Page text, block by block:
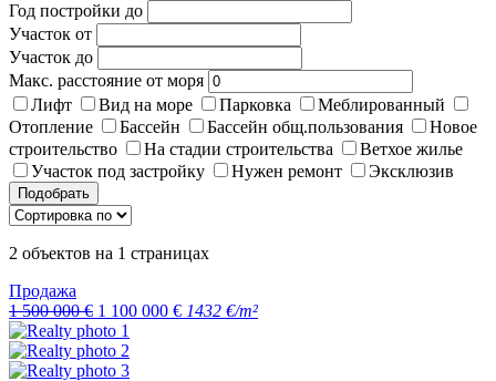
Год постройки до
Участок от
Участок до
Макс. расстояние от моря
Лифт
Вид на море Парковка
Меблированный
Отопление
Бассейн Бассейн общ.пользования
Новое
строительство
На стадии строительства
Ветхое жилье
Участок под застройку
Нужен ремонт Эксклюзив
Подобрать
2 объектов на 1 страницах
Продажа
1 500 000 € 1 100 000 € 1432 €/m²